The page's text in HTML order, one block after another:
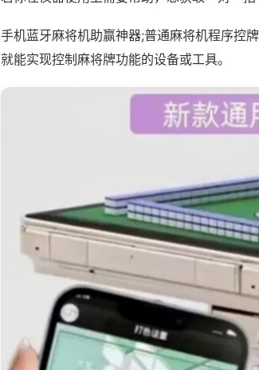
手机蓝牙麻将机助赢神器;普通麻将机程序控
就能实现控制麻将牌功能的设备或工具。